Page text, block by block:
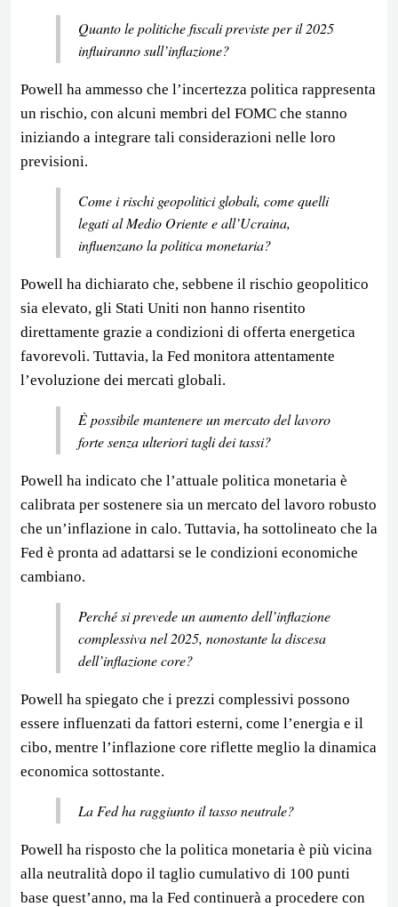
Quanto le politiche fiscali previste per il 2025
influiranno sull’inflazione?
Powell ha ammesso che l’incertezza politica rappresenta
un rischio, con alcuni membri del FOMC che stanno
iniziando a integrare tali considerazioni nelle loro
previsioni.
Come i rischi geopolitici globali, come quelli
legati al Medio Oriente e all’Ucraina,
influenzano la politica monetaria?
Powell ha dichiarato che, sebbene il rischio geopolitico
sia elevato, gli Stati Uniti non hanno risentito
direttamente grazie a condizioni di offerta energetica
favorevoli. Tuttavia, la Fed monitora attentamente
l’evoluzione dei mercati globali.
È possibile mantenere un mercato del lavoro
forte senza ulteriori tagli dei tassi?
Powell ha indicato che l’attuale politica monetaria è
calibrata per sostenere sia un mercato del lavoro robusto
che un’inflazione in calo. Tuttavia, ha sottolineato che la
Fed è pronta ad adattarsi se le condizioni economiche
cambiano.
Perché si prevede un aumento dell’inflazione
complessiva nel 2025, nonostante la discesa
dell’inflazione core?
Powell ha spiegato che i prezzi complessivi possono
essere influenzati da fattori esterni, come l’energia e il
cibo, mentre l’inflazione core riflette meglio la dinamica
economica sottostante.
La Fed ha raggiunto il tasso neutrale?
Powell ha risposto che la politica monetaria è più vicina
alla neutralità dopo il taglio cumulativo di 100 punti
base quest’anno, ma la Fed continuerà a procedere con